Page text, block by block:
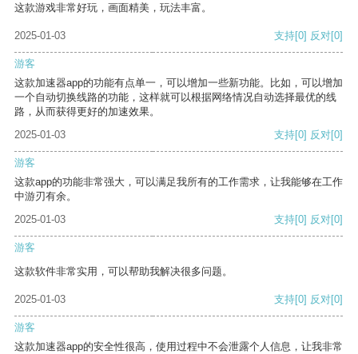
这款游戏非常好玩，画面精美，玩法丰富。
2025-01-03 支持[0] 反对[0]
游客
这款加速器app的功能有点单一，可以增加一些新功能。比如，可以增加
一个自动切换线路的功能，这样就可以根据网络情况自动选择最优的线
路，从而获得更好的加速效果。
2025-01-03
支持[0] 反对[0]
游客
这款app的功能非常强大，可以满足我所有的工作需求，让我能够在工作
中游刃有余。
2025-01-03
支持[0] 反对[0]
游客
这款软件非常实用，可以帮助我解决很多问题。
2025-01-03 支持[0] 反对[0]
游客
这款加速器app的安全性很高，使用过程中不会泄露个人信息，让我非常